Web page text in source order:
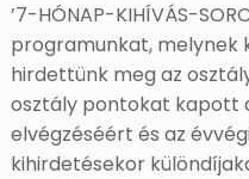
’7-HÓNAP-KIHÍVÁS-
programunkat, melynek
hirdettünk meg az
osztály pontokat kapott
elvégzéséért és az
kihirdetésekor